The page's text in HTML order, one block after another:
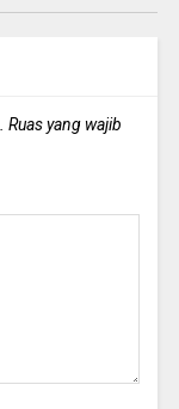
Ruas yang wajib